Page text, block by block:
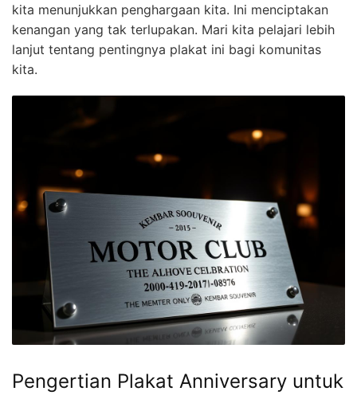
kita menunjukkan penghargaan kita. Ini menciptakan
kenangan yang tak terlupakan. Mari kita pelajari lebih
lanjut tentang pentingnya plakat ini bagi komunitas
kita.
Pengertian Plakat Anniversary untuk